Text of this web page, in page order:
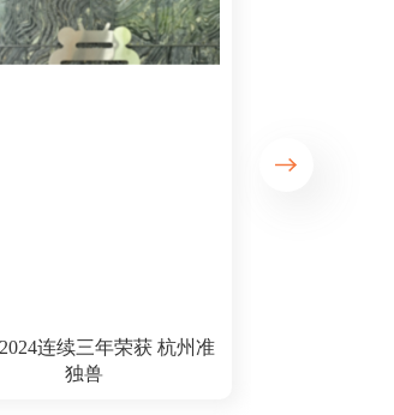
2018年度新经济企业